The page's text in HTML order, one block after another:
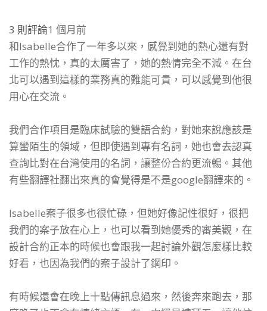
3 則評論1 個月前
和Isabelle合作了一年多以來，感覺到她的熱心還有對
工作的熱忱，真的太厲害了，她的熱情完全不減。在台
北可以遇到這樣的業務真的難能可貴，可以感覺到他很
用心在交流。
我們合作項目是臨床試驗的雙語合約，對她來說應該是
算蠻陌生的領域，但即使遇到專有名詞，她也會去認真
查詢比對在台灣使用的名詞，讓整份合約更流暢。其他
有些翻譯社翻出來真的會覺得是不是google翻譯來的。
Isabelle案子很多也很忙碌，但她好像記性很好，很把
我們的案子放在心上，也可以看到她優秀的審美觀，在
設計合約正本的時候也會跟我一起討論外觀怎麼樣比較
好看，也因為我們的案子設計了鋼印。
有時候還會在晚上十點傳訊息過來，然後奔來跑去，那